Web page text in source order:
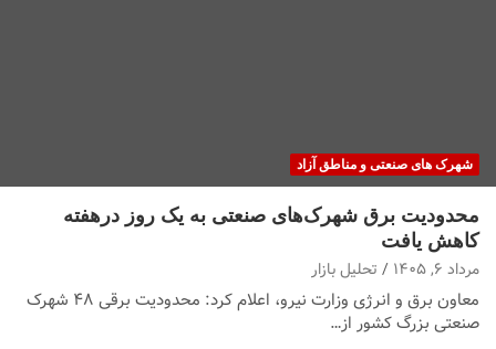
شهرک های صنعتی و مناطق آزاد
محدودیت برق شهرک‌های صنعتی به یک روز درهفته
کاهش یافت
مرداد ۶, ۱۴۰۵ تحلیل بازار
معاون برق و انرژی وزارت نیرو، اعلام کرد: محدودیت برقی ۴۸ شهرک
صنعتی بزرگ کشور از…